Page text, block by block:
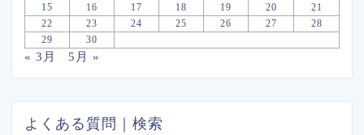
15
16 17 18 19 20
21
22
23 24 25 26 27
28
29
30
« 3月 5月 »
よくある質問｜検索